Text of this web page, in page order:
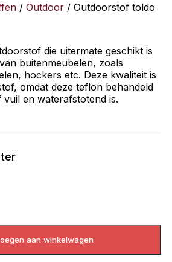
/ Outdoor / Outdoorstof toldo
die uitermate geschikt is
buitenmeubelen, zoals
hockers etc. Deze kwaliteit is
omdat deze teflon behandeld
en waterafstotend is.
aan winkelwagen